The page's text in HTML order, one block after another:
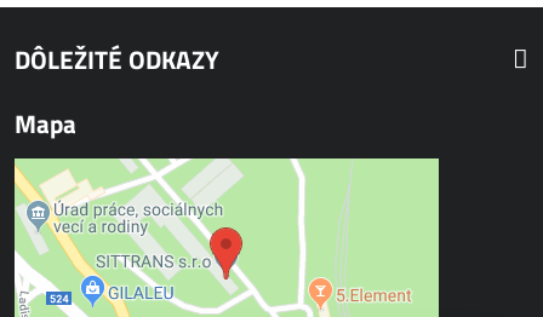
DÔLEŽITÉ ODKAZY
Mapa